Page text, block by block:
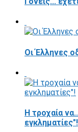
Οι Έλληνες
Η τροχαία
εγκληματίες"!